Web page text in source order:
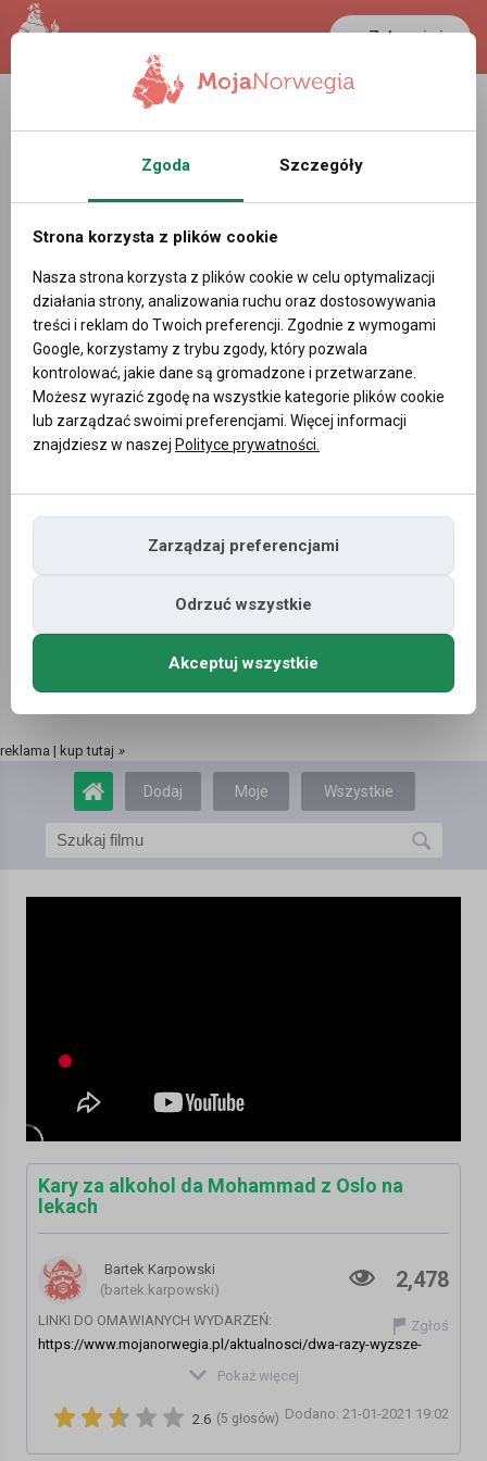
Zaloguj się
LANCASTER
25.1 °C 0.3899 PLN
reklama | kup tutaj »
Dodaj Moje Wszystkie
Kary za alkohol da Mohammad z Oslo na
lekach
Bartek Karpowski
(bartek.karpowski)
2,478
Zgłoś
LINKI DO OMAWIANYCH WYDARZEŃ:
https://www.mojanorwegia.pl/aktualnosci/dwa-razy-wyzsze-
kary-finansowe-za-naruszenie-przepisow-covidowych-nowy-
https://www.mojanorwegia.pl/zycie-w-norwegii/zielone-swiatlo-
Pokaż więcej
Dodano: 21-01-2021 19:02
(5 głosów)
2.6
Zgoda Szczegóły
Strona korzysta z plików cookie
Nasza strona korzysta z plików cookie w celu optymalizacji
działania strony, analizowania ruchu oraz dostosowywania
treści i reklam do Twoich preferencji. Zgodnie z wymogami
Google, korzystamy z trybu zgody, który pozwala
kontrolować, jakie dane są gromadzone i przetwarzane.
Możesz wyrazić zgodę na wszystkie kategorie plików cookie
lub zarządzać swoimi preferencjami. Więcej informacji
znajdziesz w naszej Polityce prywatności.
Zarządzaj preferencjami
Odrzuć wszystkie
Akceptuj wszystkie